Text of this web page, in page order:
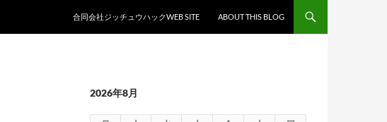
合同会社ジッチュウハックWEB SITE ABOUT THIS BLOG
2026年8月